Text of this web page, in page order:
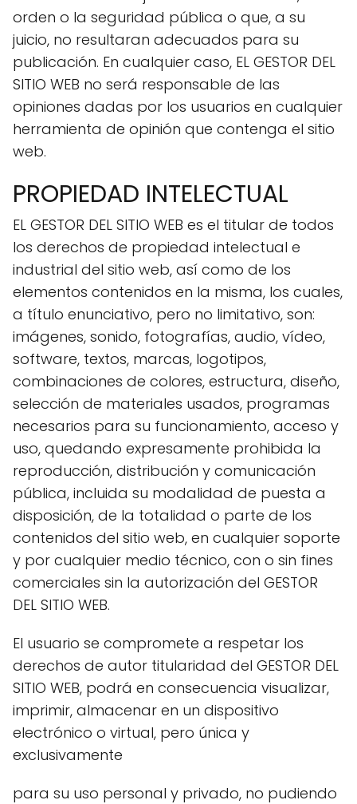
orden o la seguridad pública o que, a su
juicio, no resultaran adecuados para su
publicación. En cualquier caso, EL GESTOR DEL
SITIO WEB no será responsable de las
opiniones dadas por los usuarios en cualquier
herramienta de opinión que contenga el sitio
web.
PROPIEDAD INTELECTUAL
EL GESTOR DEL SITIO WEB es el titular de todos
los derechos de propiedad intelectual e
industrial del sitio web, así como de los
elementos contenidos en la misma, los cuales,
a título enunciativo, pero no limitativo, son:
imágenes, sonido, fotografías, audio, vídeo,
software, textos, marcas, logotipos,
combinaciones de colores, estructura, diseño,
selección de materiales usados, programas
necesarios para su funcionamiento, acceso y
uso, quedando expresamente prohibida la
reproducción, distribución y comunicación
pública, incluida su modalidad de puesta a
disposición, de la totalidad o parte de los
contenidos del sitio web, en cualquier soporte
y por cualquier medio técnico, con o sin fines
comerciales sin la autorización del GESTOR
DEL SITIO WEB.
El usuario se compromete a respetar los
derechos de autor titularidad del GESTOR DEL
SITIO WEB, podrá en consecuencia visualizar,
imprimir, almacenar en un dispositivo
electrónico o virtual, pero única y
exclusivamente
para su uso personal y privado, no pudiendo